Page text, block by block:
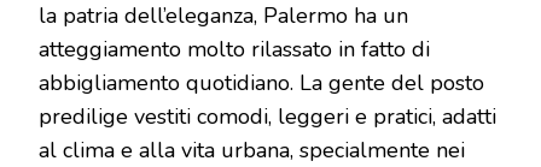
la patria dell’eleganza, Palermo ha un
atteggiamento molto rilassato in fatto di
abbigliamento quotidiano. La gente del posto
predilige vestiti comodi, leggeri e pratici, adatti
al clima e alla vita urbana, specialmente nei